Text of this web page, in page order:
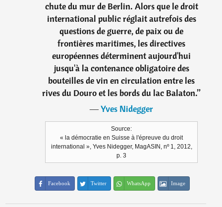
chute du mur de Berlin. Alors que le droit
international public réglait autrefois des
questions de guerre, de paix ou de
frontières maritimes, les directives
européennes déterminent aujourd'hui
jusqu'à la contenance obligatoire des
bouteilles de vin en circulation entre les
rives du Douro et les bords du lac Balaton.”
―Yves Nidegger
Source:
« la démocratie en Suisse à l'épreuve du droit
international », Yves Nidegger, MagASIN, nº 1, 2012,
p. 3
Facebook Twitter WhatsApp Image